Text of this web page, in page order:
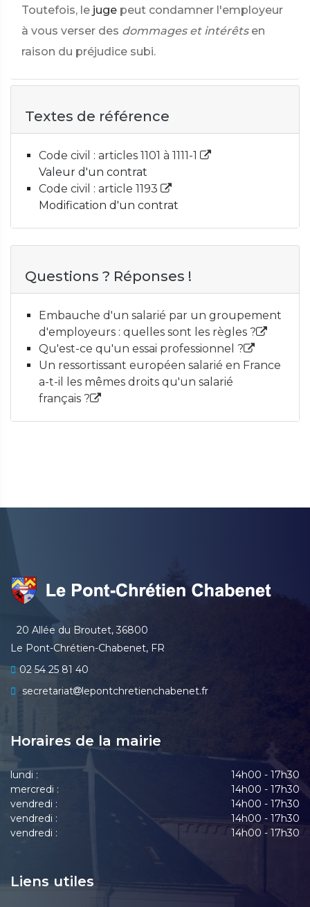
Toutefois, le juge peut condamner l'employeur
à vous verser des dommages et intérêts en
raison du préjudice subi.
Textes de référence
Code civil : articles 1101 à 1111-1
Valeur d'un contrat
Code civil : article 1193
Modification d'un contrat
Questions ? Réponses !
Embauche d'un salarié par un groupement
d'employeurs : quelles sont les règles ?
Qu'est-ce qu'un essai professionnel ?
Un ressortissant européen salarié en France
a-t-il les mêmes droits qu'un salarié
français ?
20 Allée du Broutet, 36800
Le Pont-Chrétien-Chabenet, FR
02 54 25 81 40
secretariat
lepontchretienchabenet.fr
Horaires de la mairie
lundi :
14h00 - 17h30
mercredi :
14h00 - 17h30
vendredi :
14h00 - 17h30
vendredi :
14h00 - 17h30
vendredi :
14h00 - 17h30
Liens utiles